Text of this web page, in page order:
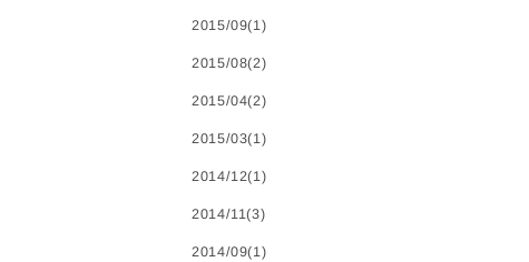
2015/09(1)
2015/08(2)
2015/04(2)
2015/03(1)
2014/12(1)
2014/11(3)
2014/09(1)